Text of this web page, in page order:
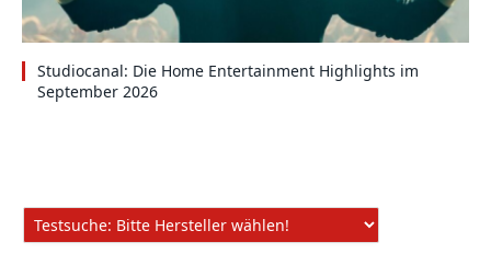
Studiocanal: Die Home Entertainment Highlights im
September 2026